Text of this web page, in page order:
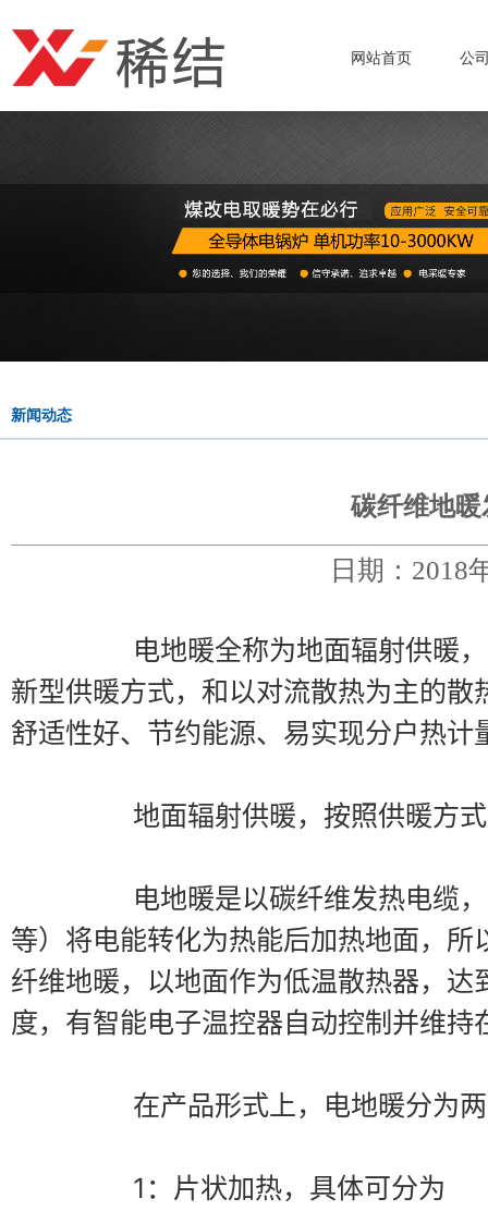
网站首页 公
新闻动态
碳纤维地
日期：2018
新型供暖方式，和以对流散热为主的
舒适性好、节约能源、易实现分户热计
地面辐射供暖，按照供暖
等）将电能转化为热能后加热地面，
纤维地暖，以地面作为低温散热器，
度，有智能电子温控器自动控制并维持
在产品形式上，电地暖分为
		1：片状加热，具体可分为